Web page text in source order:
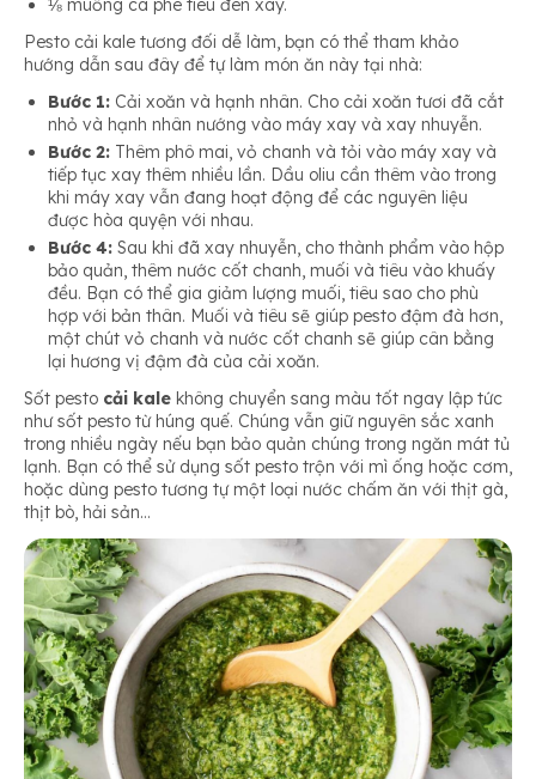
⅛ muỗng cà phê tiêu đen xay.
Pesto cải kale tương đối dễ làm, bạn có thể tham khảo
hướng dẫn sau đây để tự làm món ăn này tại nhà:
Bước 1: Cải xoăn và hạnh nhân. Cho cải xoăn tươi đã cắt
nhỏ và hạnh nhân nướng vào máy xay và xay nhuyễn.
Bước 2: Thêm phô mai, vỏ chanh và tỏi vào máy xay và
tiếp tục xay thêm nhiều lần. Dầu oliu cần thêm vào trong
khi máy xay vẫn đang hoạt động để các nguyên liệu
được hòa quyện với nhau.
Bước 4: Sau khi đã xay nhuyễn, cho thành phẩm vào hộp
bảo quản, thêm nước cốt chanh, muối và tiêu vào khuấy
đều. Bạn có thể gia giảm lượng muối, tiêu sao cho phù
hợp với bản thân. Muối và tiêu sẽ giúp pesto đậm đà hơn,
một chút vỏ chanh và nước cốt chanh sẽ giúp cân bằng
lại hương vị đậm đà của cải xoăn.
Sốt pesto cải kale không chuyển sang màu tốt ngay lập tức
như sốt pesto từ húng quế. Chúng vẫn giữ nguyên sắc xanh
trong nhiều ngày nếu bạn bảo quản chúng trong ngăn mát tủ
lạnh. Bạn có thể sử dụng sốt pesto trộn với mì ống hoặc cơm,
hoặc dùng pesto tương tự một loại nước chấm ăn với thịt gà,
thịt bò, hải sản…